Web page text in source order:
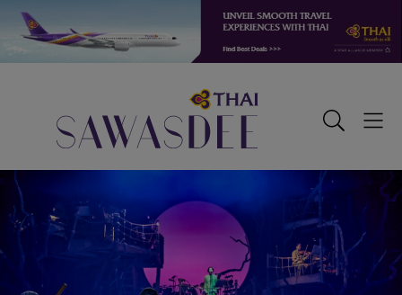
navigation
Sawasdee